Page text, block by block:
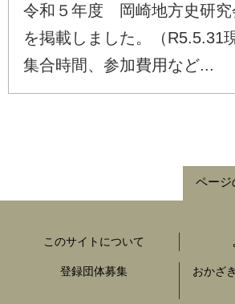
令和５年度 岡崎地方史研究
を掲載しました。（R5.5.31
集合時間、参加費用など...
ページ
このサイトについて
登録団体募集
おかざ